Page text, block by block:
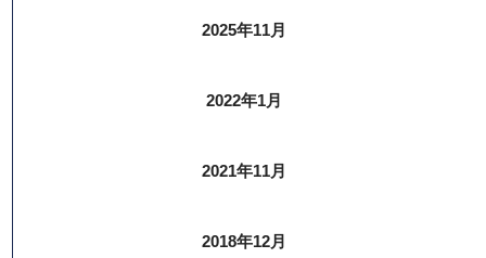
2025年11月
2022年1月
2021年11月
2018年12月